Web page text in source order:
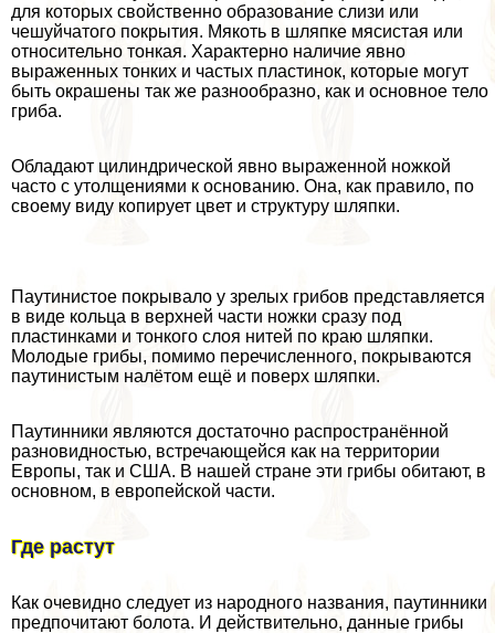
для которых свойственно образование слизи или
чешуйчатого покрытия. Мякоть в шляпке мясистая или
относительно тонкая. Хаpaктерно наличие явно
выраженных тонких и частых пластинок, которые могут
быть окрашены так же разнообразно, как и основное тело
гриба.
Обладают цилиндрической явно выраженной ножкой
часто с утолщениями к основанию. Она, как правило, по
своему виду копирует цвет и структуру шляпки.
Паутинистое покрывало у зрелых грибов представляется
в виде кольца в верхней части ножки сразу под
пластинками и тонкого слоя нитей по краю шляпки.
Молодые грибы, помимо перечисленного, покрываются
паутинистым налётом ещё и поверх шляпки.
Паутинники являются достаточно распространённой
разновидностью, встречающейся как на территории
Европы, так и США. В нашей стране эти грибы обитают, в
основном, в европейской части.
Где растут
Как очевидно следует из народного названия, паутинники
предпочитают болота. И действительно, данные грибы